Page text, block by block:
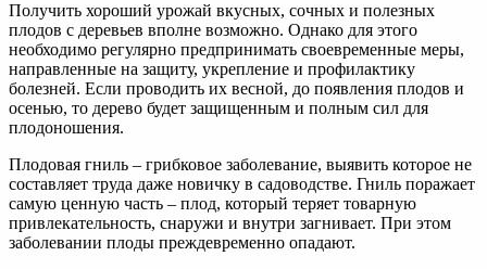
Получить хороший урожай вкусных, сочных и полезных
плодов с деревьев вполне возможно. Однако для этого
необходимо регулярно предпринимать своевременные меры,
направленные на защиту, укрепление и профилактику
болезней. Если проводить их весной, до появления плодов и
осенью, то дерево будет защищенным и полным сил для
плодоношения.
Плодовая гниль – грибковое заболевание, выявить которое не
составляет труда даже новичку в садоводстве. Гниль поражает
самую ценную часть – плод, который теряет товарную
привлекательность, снаружи и внутри загнивает. При этом
заболевании плоды преждевременно опадают.